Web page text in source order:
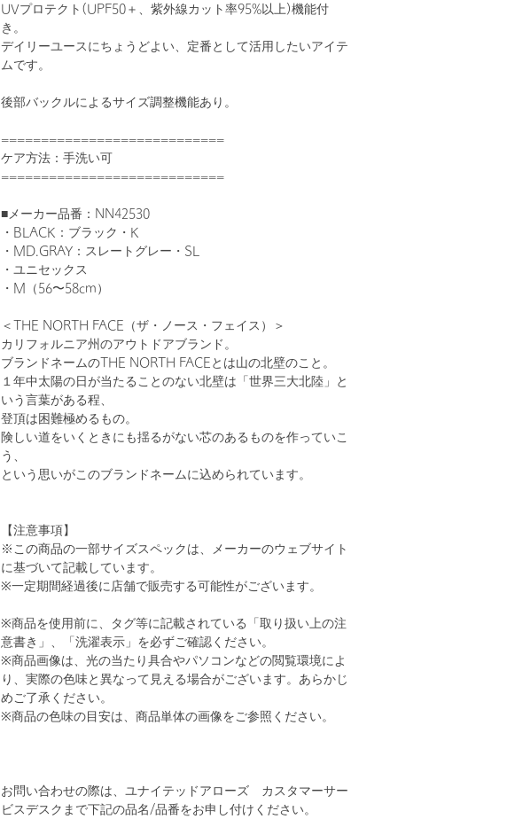
UVプロテクト(UPF50＋、紫外線カット率95%以上)機能付
き。
デイリーユースにちょうどよい、定番として活用したいアイテ
ムです。
後部バックルによるサイズ調整機能あり。
============================
ケア方法：手洗い可
============================
■メーカー品番：NN42530
・BLACK：ブラック・K
・MD.GRAY：スレートグレー・SL
・ユニセックス
・M（56〜58cm）
＜THE NORTH FACE（ザ・ノース・フェイス）＞
カリフォルニア州のアウトドアブランド。
ブランドネームのTHE NORTH FACEとは山の北壁のこと。
１年中太陽の日が当たることのない北壁は「世界三大北陸」と
いう言葉がある程、
登頂は困難極めるもの。
険しい道をいくときにも揺るがない芯のあるものを作っていこ
う、
という思いがこのブランドネームに込められています。
【注意事項】
※この商品の一部サイズスペックは、メーカーのウェブサイト
に基づいて記載しています。
※一定期間経過後に店舗で販売する可能性がございます。
※商品を使用前に、タグ等に記載されている「取り扱い上の注
意書き」、「洗濯表示」を必ずご確認ください。
※商品画像は、光の当たり具合やパソコンなどの閲覧環境によ
り、実際の色味と異なって見える場合がございます。あらかじ
めご了承ください。
※商品の色味の目安は、商品単体の画像をご参照ください。
お問い合わせの際は、ユナイテッドアローズ カスタマーサー
ビスデスクまで下記の品名/品番をお申し付けください。